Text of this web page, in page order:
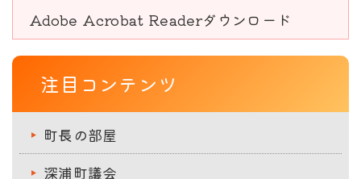
Adobe Acrobat Readerダウンロード
注目コンテンツ
町長の部屋
深浦町議会